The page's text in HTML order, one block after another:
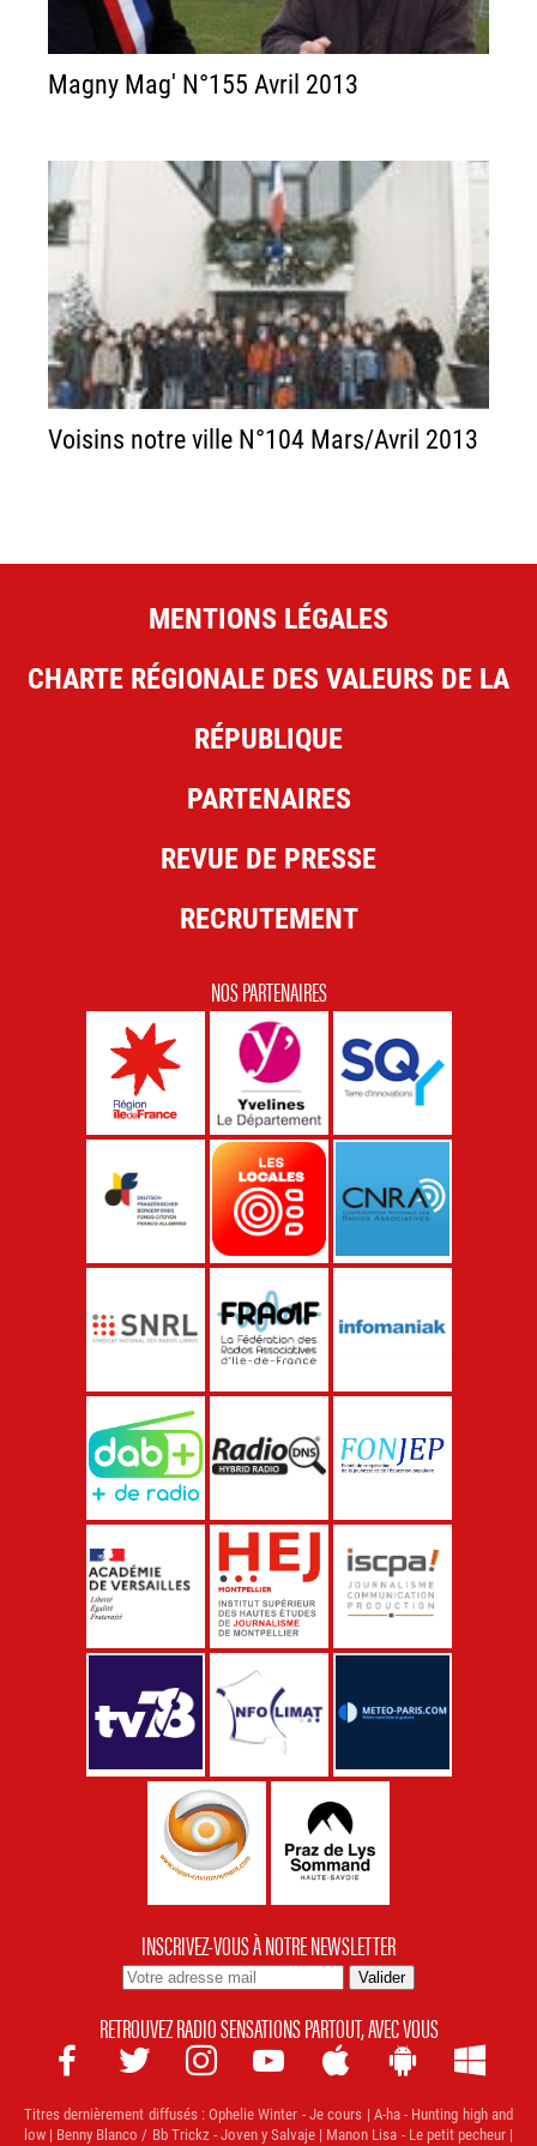
Magny Mag' N°155 Avril 2013
Voisins notre ville N°104 Mars/Avril 2013
MENTIONS LÉGALES
CHARTE RÉGIONALE DES VALEURS DE LA
RÉPUBLIQUE
PARTENAIRES
REVUE DE PRESSE
RECRUTEMENT
NOS PARTENAIRES
INSCRIVEZ-VOUS À NOTRE NEWSLETTER
RETROUVEZ RADIO SENSATIONS PARTOUT, AVEC VOUS
      
Titres dernièrement diffusés :Ophelie Winter - Je cours | A-ha - Hunting high and
low | Benny Blanco / Bb Trickz - Joven y Salvaje | Manon Lisa - Le petit pecheur |